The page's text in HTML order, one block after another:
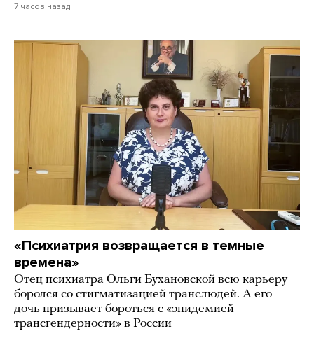
7 часов назад
«Психиатрия возвращается в темные
времена»
Отец психиатра Ольги Бухановской всю карьеру
боролся со стигматизацией транслюдей. А его
дочь призывает бороться с «эпидемией
трансгендерности» в России